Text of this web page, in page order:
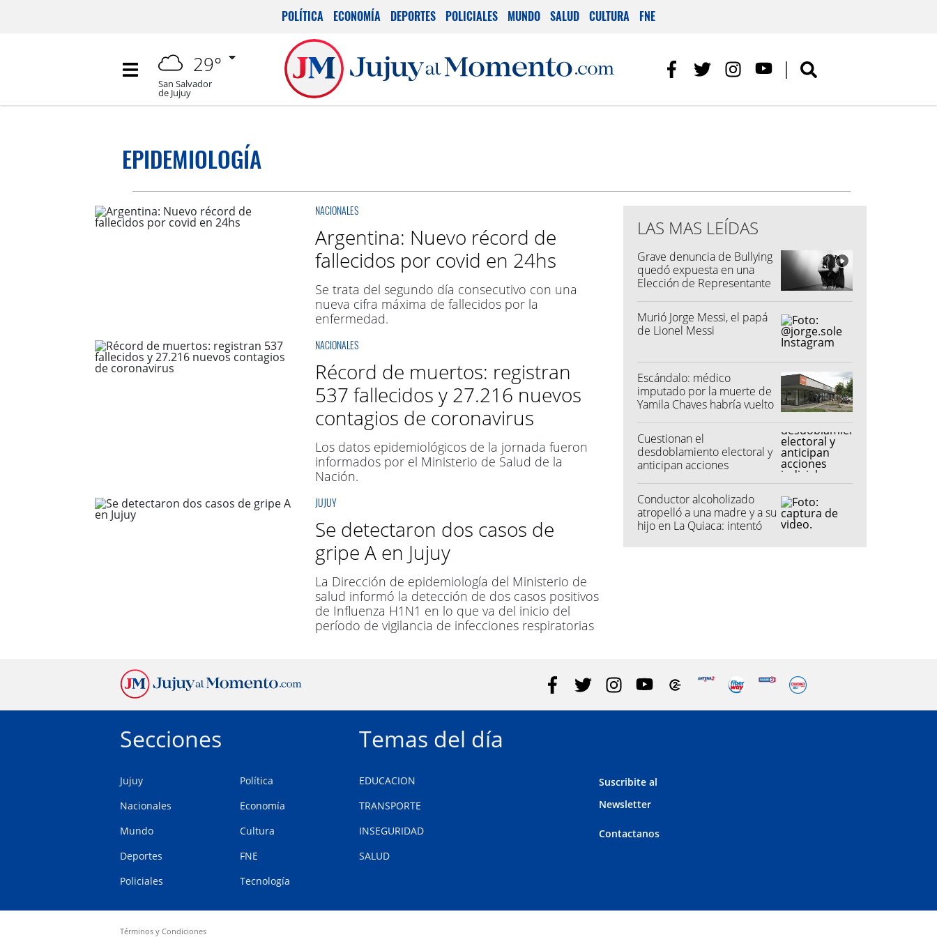
POLÍTICA ECONOMÍA DEPORTES POLICIALES MUNDO SALUD CULTURA FNE
29°
San Salvador
de Jujuy
EPIDEMIOLOGÍA
NACIONALES
Argentina: Nuevo récord de
fallecidos por covid en 24hs
Se trata del segundo día consecutivo con una
nueva cifra máxima de fallecidos por la
enfermedad.
NACIONALES
Récord de muertos: registran
537 fallecidos y 27.216 nuevos
contagios de coronavirus
Los datos epidemiológicos de la jornada fueron
informados por el Ministerio de Salud de la
Nación.
JUJUY
Se detectaron dos casos de
gripe A en Jujuy
La Dirección de epidemiología del Ministerio de
salud informó la detección de dos casos positivos
de Influenza H1N1 en lo que va del inicio del
período de vigilancia de infecciones respiratorias
LAS MAS LEÍDAS
Grave denuncia de Bullying
quedó expuesta en una
Elección de Representante
Murió Jorge Messi, el papá
de Lionel Messi
Escándalo: médico
imputado por la muerte de
Yamila Chaves habría vuelto
Cuestionan el
desdoblamiento electoral y
anticipan acciones
"colectoras"
Conductor alcoholizado
atropelló a una madre y a su
hijo en La Quiaca: intentó
Secciones
Jujuy
Nacionales
Mundo
Deportes
Policiales
Política
Economía
Cultura
FNE
Tecnología
Temas del día
EDUCACION
TRANSPORTE
INSEGURIDAD
SALUD
Suscribite al
Newsletter
Contactanos
Términos y Condiciones